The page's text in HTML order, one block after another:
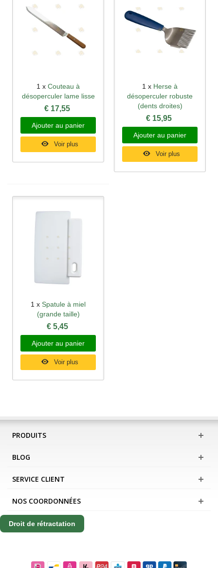
1 x Couteau à
désoperculer lame lisse
€ 17,55
Ajouter au panier
Voir plus
1 x Herse à
désoperculer robuste
(dents droites)
€ 15,95
Ajouter au panier
Voir plus
1 x Spatule à miel
(grande taille)
€ 5,45
Ajouter au panier
Voir plus
PRODUITS
BLOG
SERVICE CLIENT
NOS COORDONNÉES
Droit de rétractation